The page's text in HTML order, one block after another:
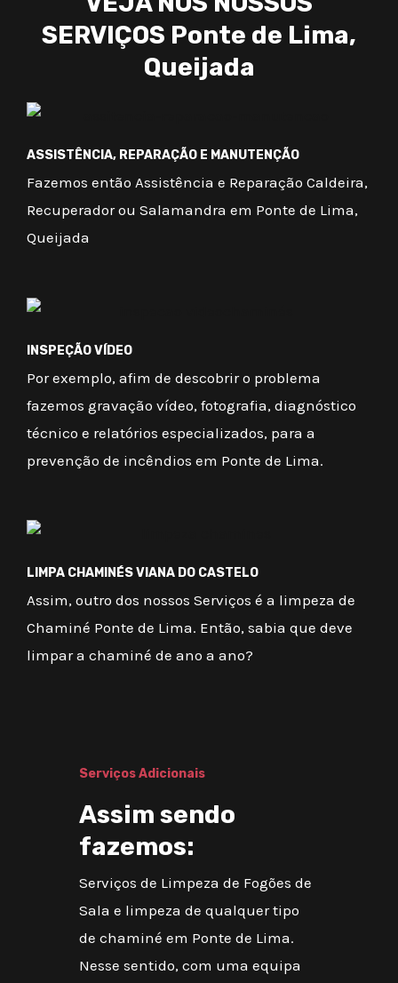
SERVIÇOS Ponte de Lima,
Queijada
ASSISTÊNCIA, REPARAÇÃO E MANUTENÇÃO
Fazemos então Assistência e Reparação Caldeira,
Recuperador ou Salamandra em Ponte de Lima,
Queijada
INSPEÇÃO VÍDEO
Por exemplo, afim de descobrir o problema
fazemos gravação vídeo, fotografia, diagnóstico
técnico e relatórios especializados, para a
prevenção de incêndios em Ponte de Lima.
LIMPA CHAMINÉS VIANA DO CASTELO
Assim, outro dos nossos Serviços é a limpeza de
Chaminé Ponte de Lima. Então, sabia que deve
limpar a chaminé de ano a ano?
Serviços Adicionais
Assim sendo
fazemos:
Serviços de Limpeza de Fogões de
Sala e limpeza de qualquer tipo
de chaminé em Ponte de Lima.
Nesse sentido, com uma equipa